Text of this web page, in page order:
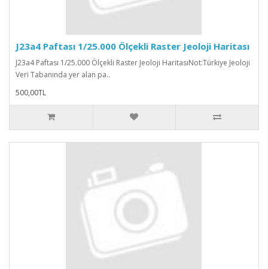
J23a4 Paftası 1/25.000 Ölçekli Raster Jeoloji Haritası
J23a4 Paftası 1/25.000 Ölçekli Raster Jeoloji HaritasıNot:Türkiye Jeoloji
Veri Tabanında yer alan pa..
500,00TL